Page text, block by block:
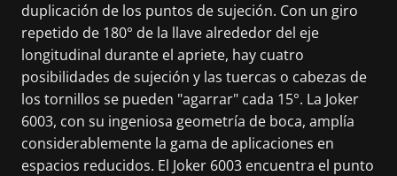
duplicación de los puntos de sujeción. Con un giro
repetido de 180° de la llave alrededor del eje
longitudinal durante el apriete, hay cuatro
posibilidades de sujeción y las tuercas o cabezas de
los tornillos se pueden "agarrar" cada 15°. La Joker
6003, con su ingeniosa geometría de boca, amplía
considerablemente la gama de aplicaciones en
espacios reducidos. El Joker 6003 encuentra el punto